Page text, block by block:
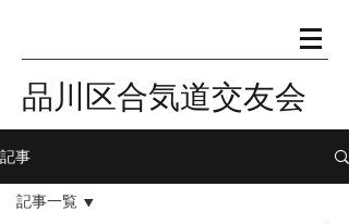
品川区合気道交友会
記事
記事一覧